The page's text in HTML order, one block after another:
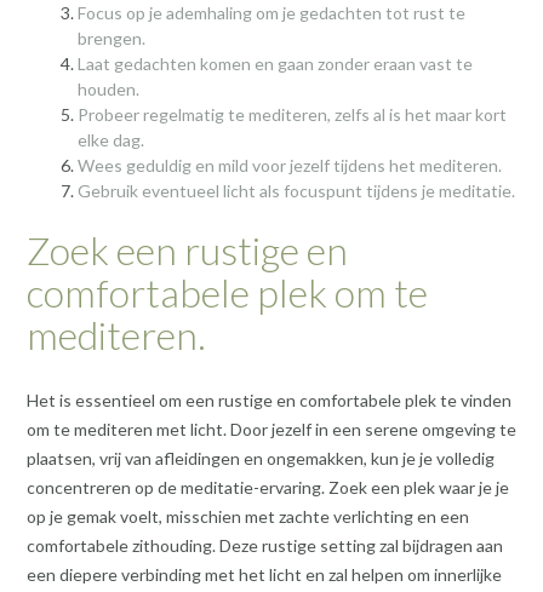
Focus op je ademhaling om je gedachten tot rust te
brengen.
Laat gedachten komen en gaan zonder eraan vast te
houden.
Probeer regelmatig te mediteren, zelfs al is het maar kort
elke dag.
Wees geduldig en mild voor jezelf tijdens het mediteren.
Gebruik eventueel licht als focuspunt tijdens je meditatie.
Zoek een rustige en
comfortabele plek om te
mediteren.
Het is essentieel om een rustige en comfortabele plek te vinden
om te mediteren met licht. Door jezelf in een serene omgeving te
plaatsen, vrij van afleidingen en ongemakken, kun je je volledig
concentreren op de meditatie-ervaring. Zoek een plek waar je je
op je gemak voelt, misschien met zachte verlichting en een
comfortabele zithouding. Deze rustige setting zal bijdragen aan
een diepere verbinding met het licht en zal helpen om innerlijke